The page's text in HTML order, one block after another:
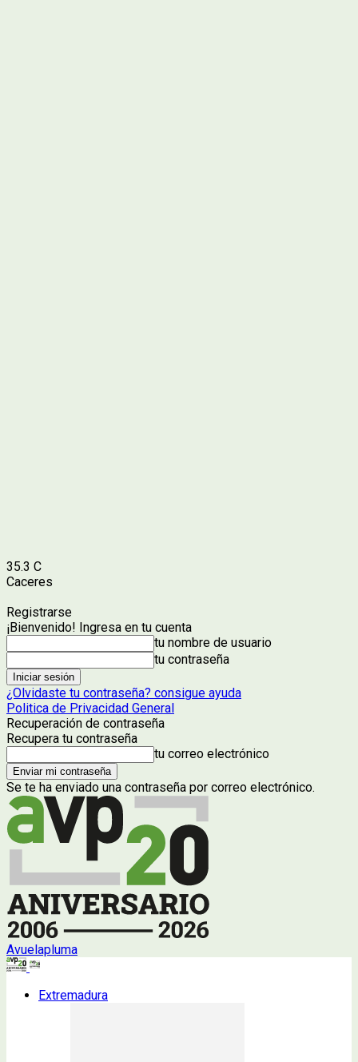
35.3 C
Caceres
Registrarse
¡Bienvenido! Ingresa en tu cuenta
tu nombre de usuario
tu contraseña
¿Olvidaste tu contraseña? consigue ayuda
Politica de Privacidad General
Recuperación de contraseña
Recupera tu contraseña
tu correo electrónico
Se te ha enviado una contraseña por correo electrónico.
Avuelapluma
Extremadura